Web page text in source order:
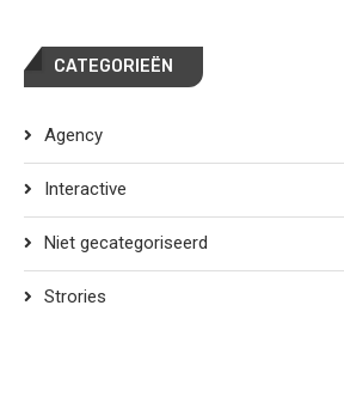
CATEGORIEËN
Agency
Interactive
Niet gecategoriseerd
Strories